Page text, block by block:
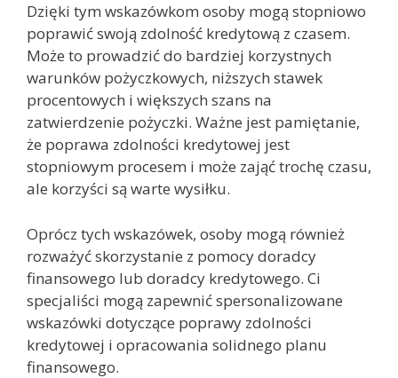
Dzięki tym wskazówkom osoby mogą stopniowo
poprawić swoją zdolność kredytową z czasem.
Może to prowadzić do bardziej korzystnych
warunków pożyczkowych, niższych stawek
procentowych i większych szans na
zatwierdzenie pożyczki. Ważne jest pamiętanie,
że poprawa zdolności kredytowej jest
stopniowym procesem i może zająć trochę czasu,
ale korzyści są warte wysiłku.
Oprócz tych wskazówek, osoby mogą również
rozważyć skorzystanie z pomocy doradcy
finansowego lub doradcy kredytowego. Ci
specjaliści mogą zapewnić spersonalizowane
wskazówki dotyczące poprawy zdolności
kredytowej i opracowania solidnego planu
finansowego.